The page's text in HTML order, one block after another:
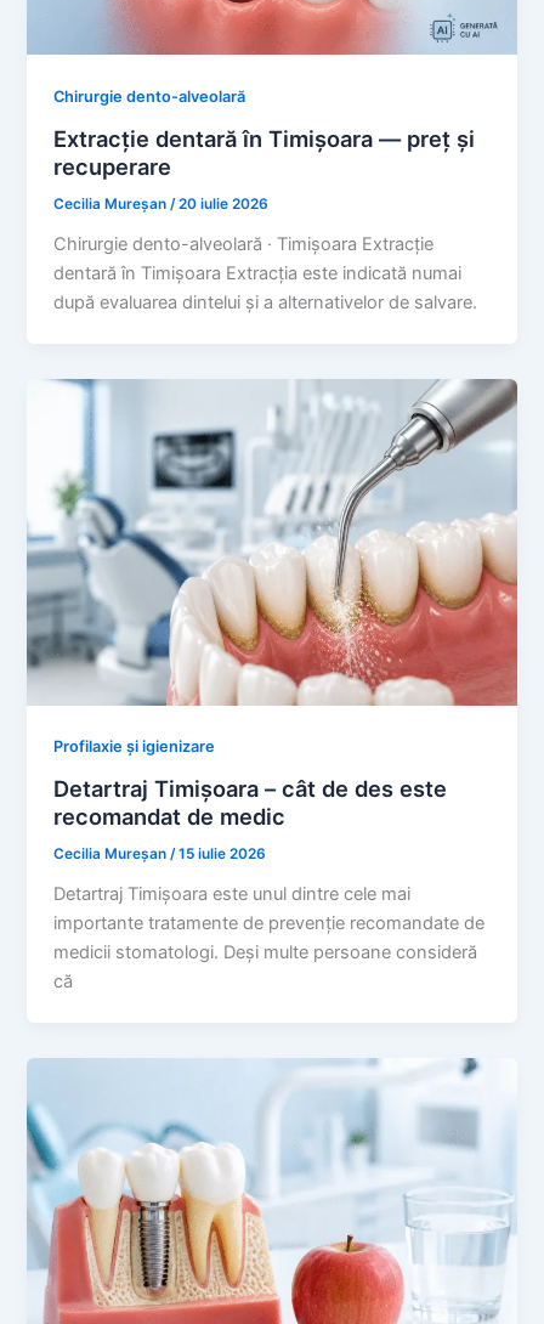
Chirurgie dento-alveolară
Extracție dentară în Timișoara — preț și
recuperare
Cecilia Mureșan /20 iulie 2026
Chirurgie dento-alveolară · Timișoara Extracție
dentară în Timișoara Extracția este indicată numai
după evaluarea dintelui și a alternativelor de salvare.
Profilaxie și igienizare
Detartraj Timișoara – cât de des este
recomandat de medic
Cecilia Mureșan /15 iulie 2026
Detartraj Timișoara este unul dintre cele mai
importante tratamente de prevenție recomandate de
medicii stomatologi. Deși multe persoane consideră
că